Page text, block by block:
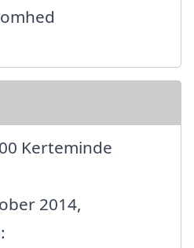
Kerteminde
2014,